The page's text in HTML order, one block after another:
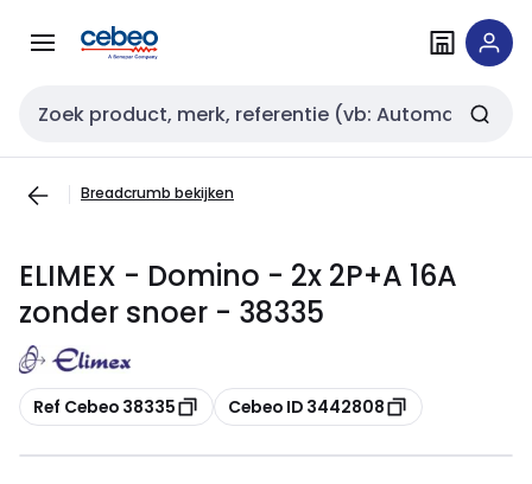
naar
naar
Zoekveld invoer
Breadcrumb bekijken
ELIMEX - Domino - 2x 2P+A 16A
zonder snoer - 38335
Kopiëren
Ref Cebeo 38335 Kopiëren
Cebeo ID 3442808